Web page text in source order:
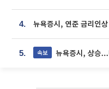
4.
5. 속보 뉴욕증시, 상승